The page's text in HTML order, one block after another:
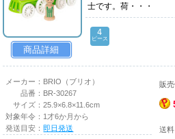
商品詳細
士です。荷・・・
4
ピース
メーカー： BRIO（ブリオ）
品番： BR-30267
サイズ：25.9×6.8×11.6cm
対象年令： 1才6か月から
発送目安：即日発送
販
送